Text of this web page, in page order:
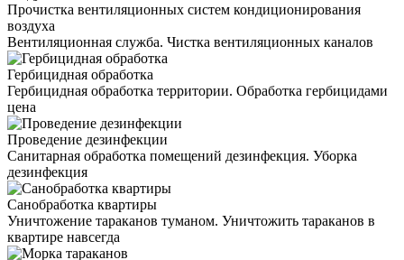
Прочистка вентиляционных систем кондиционирования
воздуха
Вентиляционная служба. Чистка вентиляционных каналов
Гербицидная обработка
Гербицидная обработка территории. Обработка гербицидами
цена
Проведение дезинфекции
Санитарная обработка помещений дезинфекция. Уборка
дезинфекция
Санобработка квартиры
Уничтожение тараканов туманом. Уничтожить тараканов в
квартире навсегда